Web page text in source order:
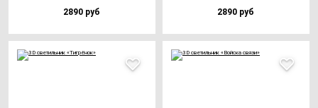
2890 руб 2890 руб